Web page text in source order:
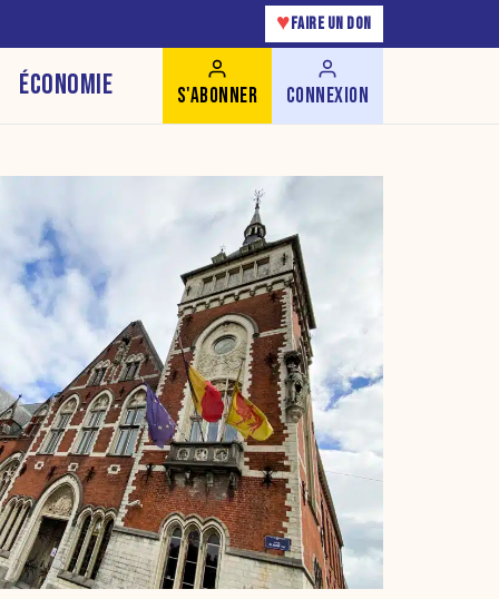
♥ FAIRE UN DON
ÉCONOMIE S'ABONNER CONNEXION